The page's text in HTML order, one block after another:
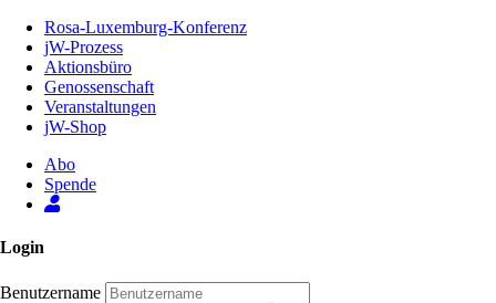
Inhalt
Seite
Rosa-Luxemburg-Konferenz
jW-Prozess
Aktionsbüro
Genossenschaft
Veranstaltungen
jW-Shop
Abo
Spende
Login
Benutzername